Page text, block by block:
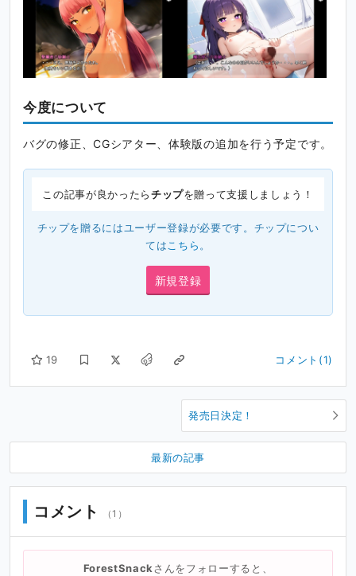
今度について
バグの修正、CGシアター、体験版の追加を行う予定です。
この記事が良かったらチップを贈って支援しましょう！
チップを贈るにはユーザー登録が必要です。チップについ
ては こちら 。
新規登録
19 コメント(1)
発売日決定！
最新の記事
コメント （1）
ForestSnackさんをフォローすると、